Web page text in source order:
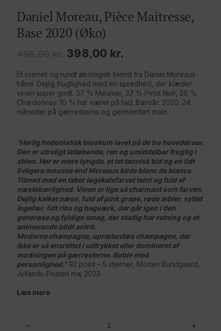
Daniel Moreau, Pièce Maîtresse,
Base 2020 (Øko)
498,00kr.
Den
pris
var:
498,00 kr..
398,00 kr.
Den
pris
er:
398,00 kr..
Et cremet og rundt økologisk blend fra Daniel Moreaus
hånd. Dejlig frugtighed med en sprødhed, der klæder
vinen super godt. 37 % Meunier, 37 % Pinot Noir, 26 %
Chardonnay. 10 % har været på fad. Baseår: 2020. 24
måneder på gærresterne og gennemført malo.
“Herlig hedonistisk bioskum lavet på de tre hoveddruer.
Den er utroligt letløbende, ren og umiddelbar frugtig i
stilen. Her er mere tyngde, et let tannisk bid og en lidt
livligere mousse end Moreaus blide blanc de blancs.
Tilmed med en laber løgskalsfarvet teint og fuld af
næstekærlighed. Vinen er lige så charmant som farven.
Dejlig kalket næse, fuld af pink grape, røde æbler, syltet
ingefær, lidt ribs og bagværk, der går igen i den
generøse og fyldige smag, der stadig har retning og et
animerende blidt antrit.
Moderne champagne, uprætentiøs champagne, der
ikke er så ensrettet i udtrykket eller domineret af
modningen på gærresterne. Boble med
personlighed.”92 point – 5 stjerner, Morten Bundgaard,
Jyllands-Posten maj 2023
Læs mere
–
Moreau,
+